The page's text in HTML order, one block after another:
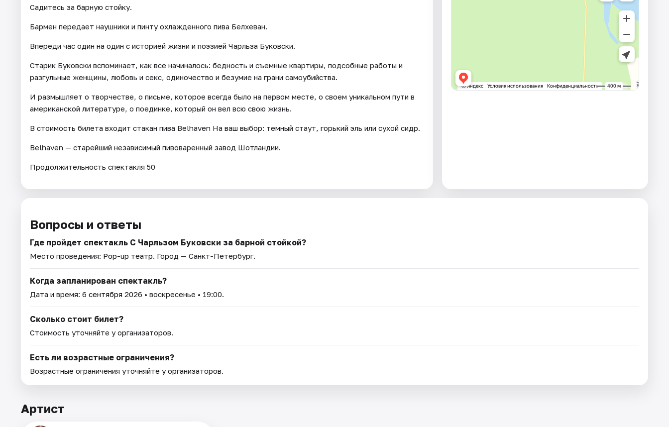
Садитесь за барную стойку.
Бармен передает наушники и пинту охлажденного пива Белхеван.
Впереди час один на один с историей жизни и поэзией Чарльза Буковски.
Старик Буковски вспоминает, как все начиналось: бедность и съемные квартиры, подсобные работы и
разгульные женщины, любовь и секс, одиночество и безумие на грани самоубийства.
И размышляет о творчестве, о письме, которое всегда было на первом месте, о своем уникальном пути в
американской литературе, о поединке, который он вел всю свою жизнь.
В стоимость билета входит стакан пива Belhaven На ваш выбор: темный стаут, горький эль или сухой сидр.
Belhaven — старейший независимый пивоваренный завод Шотландии.
Продолжительность спектакля 50
Вопросы и ответы
Где пройдет спектакль С Чарльзом Буковски за барной стойкой?
Место проведения: Pop-up театр. Город — Санкт-Петербург.
Когда запланирован спектакль?
Дата и время: 6 сентября 2026 • воскресенье • 19:00.
Сколько стоит билет?
Стоимость уточняйте у организаторов.
Есть ли возрастные ограничения?
Возрастные ограничения уточняйте у организаторов.
Артист